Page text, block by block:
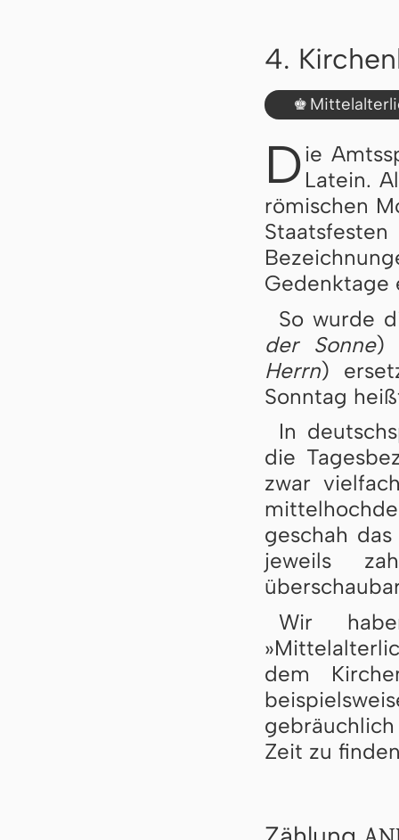
4.
♚
D ie
Latein.
römischen
Gedenktage
So wurde
der Sonne)
Herrn)
Sonntag
In
die
zwar
geschah
jeweils
Wir
dem
Zeit zu